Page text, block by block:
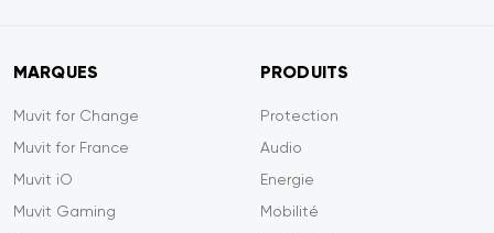
MARQUES
Muvit for Change
Muvit for France
Muvit iO
Muvit Gaming
PRODUITS
Protection
Audio
Energie
Mobilité